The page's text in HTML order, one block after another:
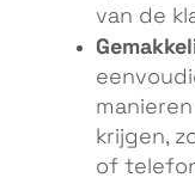
van de
krijgen,
of